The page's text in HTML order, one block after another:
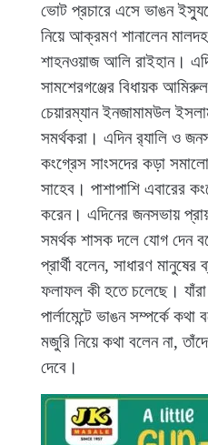
ভোট প্রচারে এসে ভাঙন
নিয়ে আক্রমণ শানালেন মালদহ
শাহনওয়াজ আলি রাইহান।
সামশেরগঞ্জের বিধায়ক
চেয়ারম্যান ইনজামামউল
সমর্থকরা। এদিন র‌্যালি ও
কংগ্রেস সাংসদের কড়া
সাহেব। পাশাপাশি এবারের
করেন। এদিনের জনসভায়
সমর্থক শাসক দলে যোগ দেন
প্রার্থী বলেন, সাধারণ
ফলাফল কী হতে চলেছে। যাঁরা
পার্লামেন্টে ভাঙন সম্পর্কে
মজুরি নিয়ে কথা বলেন না,
দেবে।